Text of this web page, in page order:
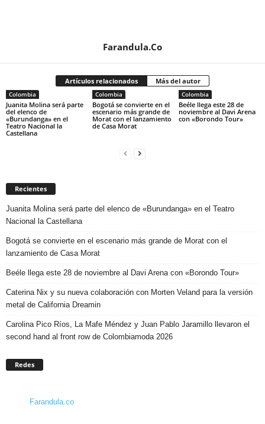
Farandula.Co
Artículos relacionados Más del autor
Colombia
Juanita Molina será parte
del elenco de
«Burundanga» en el
Teatro Nacional la
Castellana
Colombia
Bogotá se convierte en el
escenario más grande de
Morat con el lanzamiento
de Casa Morat
Colombia
Beéle llega este 28 de
noviembre al Davi Arena
con «Borondo Tour»
Recientes
Juanita Molina será parte del elenco de «Burundanga» en el Teatro
Nacional la Castellana
Bogotá se convierte en el escenario más grande de Morat con el
lanzamiento de Casa Morat
Beéle llega este 28 de noviembre al Davi Arena con «Borondo Tour»
Caterina Nix y su nueva colaboración con Morten Veland para la versión
metal de California Dreamin
Carolina Pico Ríos, La Mafe Méndez y Juan Pablo Jaramillo llevaron el
second hand al front row de Colombiamoda 2026
Redes
Farandula.co